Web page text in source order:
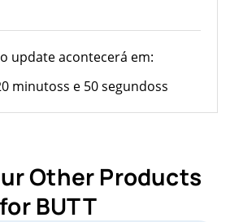
update acontecerá em:
minutoss e 50 segundoss
Other Products
for BUTT